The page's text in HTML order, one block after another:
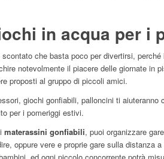
in acqua per i
scontato che basta poco per divertirsi,
notevolmente il piacere delle giornate in
proposti al gruppo di piccoli amici.
giochi gonfiabili, palloncini ti
per i pomeriggi estivi.
materassini gonfiabili, puoi organizzare
oppure vere e proprie gare sulla distanza